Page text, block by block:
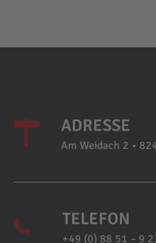
ADRESSE
Am Weidach 2 •
TELEFON
+49 (0) 88 51 – 9